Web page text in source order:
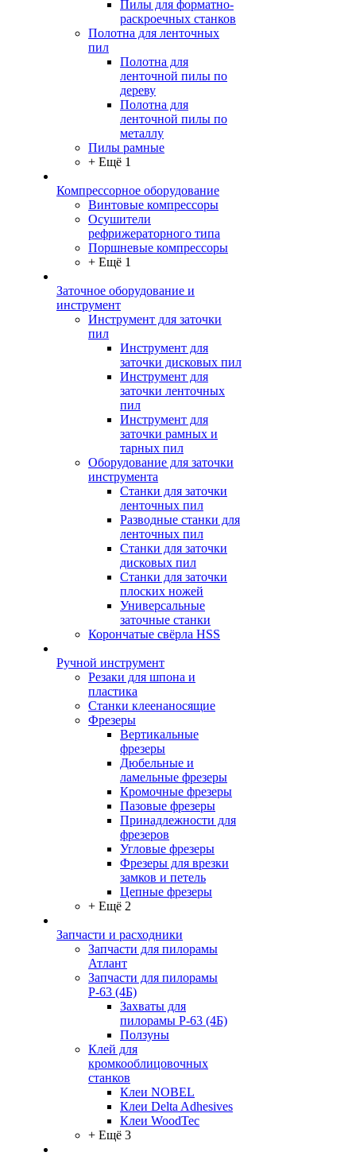
Пилы для форматно-
раскроечных станков
Полотна для ленточных
пил
Полотна для
ленточной пилы по
дереву
Полотна для
ленточной пилы по
металлу
Пилы рамные
+ Ещё 1
Компрессорное оборудование
Винтовые компрессоры
Осушители
рефрижераторного типа
Поршневые компрессоры
+ Ещё 1
Заточное оборудование и
инструмент
Инструмент для заточки
пил
Инструмент для
заточки дисковых пил
Инструмент для
заточки ленточных
пил
Инструмент для
заточки рамных и
тарных пил
Оборудование для заточки
инструмента
Станки для заточки
ленточных пил
Разводные станки для
ленточных пил
Станки для заточки
дисковых пил
Станки для заточки
плоских ножей
Универсальные
заточные станки
Корончатые свёрла HSS
Ручной инструмент
Резаки для шпона и
пластика
Станки клеенаносящие
Фрезеры
Вертикальные
фрезеры
Дюбельные и
ламельные фрезеры
Кромочные фрезеры
Пазовые фрезеры
Принадлежности для
фрезеров
Угловые фрезеры
Фрезеры для врезки
замков и петель
Цепные фрезеры
+ Ещё 2
Запчасти и расходники
Запчасти для пилорамы
Атлант
Запчасти для пилорамы
Р-63 (4Б)
Захваты для
пилорамы Р-63 (4Б)
Ползуны
Клей для
кромкооблицовочных
станков
Клеи NOBEL
Клеи Delta Adhesives
Клеи WoodTec
+ Ещё 3